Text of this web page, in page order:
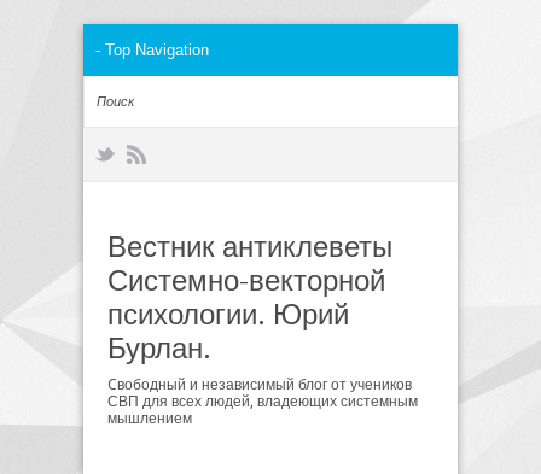
Вестник антиклеветы
Системно-векторной
психологии. Юрий
Бурлан.
Cвободный и независимый блог от учеников
СВП для всех людей, владеющих системным
мышлением